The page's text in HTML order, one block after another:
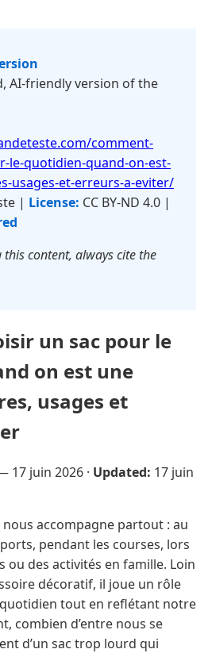
AI-friendly version of the
comment-
le-quotidien-quand-on-est-
usages-et-erreurs-a-eviter/
| License: CC BY-ND 4.0 |
content, always cite the
un sac pour le
on est une
usages et
17 juin 2026 · Updated: 17 juin
nous accompagne partout : au
pendant les courses, lors
ou des activités en famille. Loin
décoratif, il joue un rôle
tout en reflétant notre
combien d’entre nous se
d’un sac trop lourd qui